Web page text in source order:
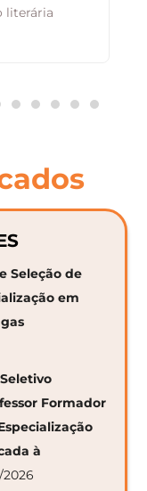
literária
Seleção de
em
Formador
à
2026